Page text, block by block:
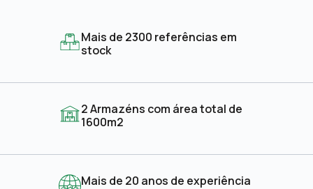
Mais de 2300 referências em
stock
2 Armazéns com área total de
1600m2
Mais de 20 anos de experiência